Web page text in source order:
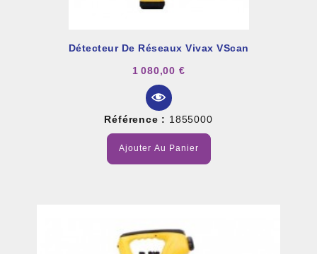
Détecteur De Réseaux Vivax VScan
1 080,00 €
Référence : 1855000
Ajouter Au Panier